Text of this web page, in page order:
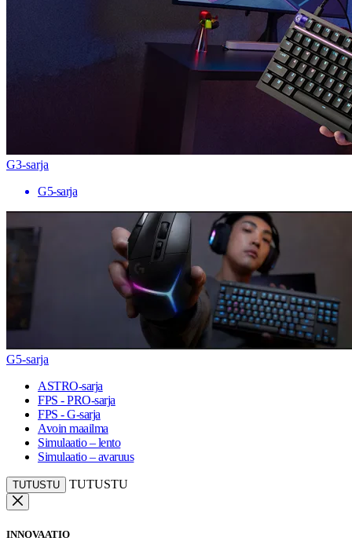
G3-sarja
G5-sarja
G5-sarja
ASTRO-sarja
FPS - PRO-sarja
FPS - G-sarja
Avoin maailma
Simulaatio – lento
Simulaatio – avaruus
TUTUSTU TUTUSTU
INNOVAATIO